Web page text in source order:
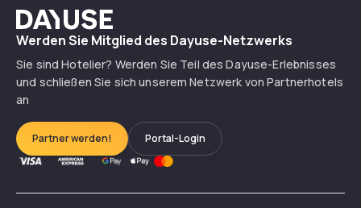
Dayuse
Werden Sie Mitglied des Dayuse-Netzwerks
Sie sind Hotelier? Werden Sie Teil des Dayuse-Erlebnisses
und schließen Sie sich unserem Netzwerk von Partnerhotels
an
Partner werden! Portal-Login